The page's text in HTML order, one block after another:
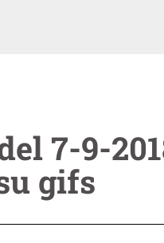
7-9-
gifs